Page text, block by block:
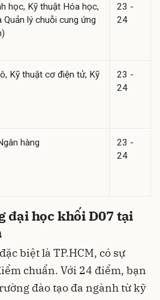
học, Kỹ thuật Hóa học,
Quản lý chuỗi cung ứng
23 -
24
Kỹ thuật cơ điện tử, Kỹ
23 -
24
hàng
23 -
24
đại học khối D07 tại
biệt là TP.HCM, có sự
chuẩn. Với 24 điểm, bạn
đào tạo đa ngành từ kỹ